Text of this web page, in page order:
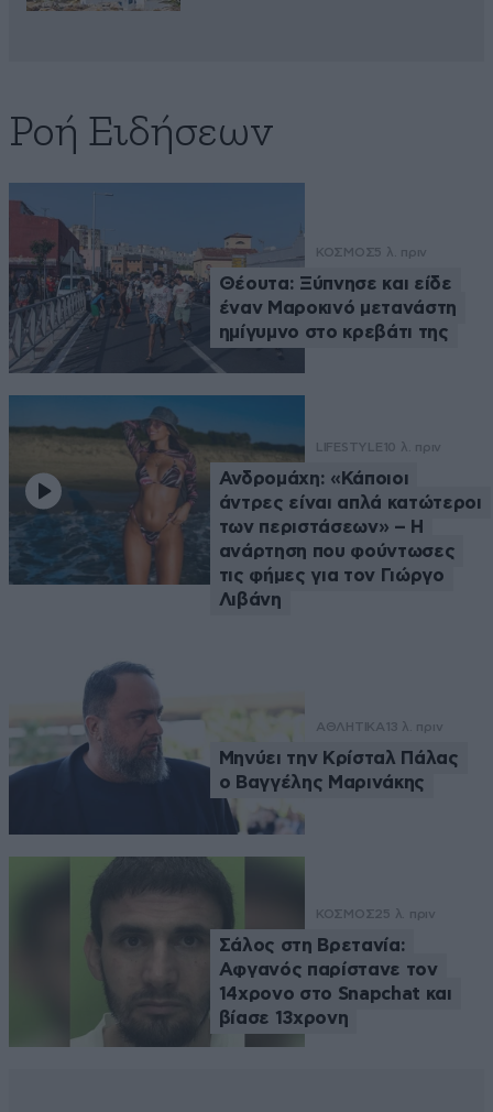
Ροή Ειδήσεων
ΚΟΣΜΟΣ5 λ. πριν
Θέουτα: Ξύπνησε και είδε
έναν Μαροκινό μετανάστη
ημίγυμνο στο κρεβάτι της
LIFESTYLE 10 λ. πριν
Ανδρομάχη: «Κάποιοι
άντρες είναι απλά κατώτεροι
των περιστάσεων» – Η
ανάρτηση που φούντωσες
τις φήμες για τον Γιώργο
Λιβάνη
ΑΘΛΗΤΙΚΑ 13 λ. πριν
Μηνύει την Κρίσταλ Πάλας
ο Βαγγέλης Μαρινάκης
ΚΟΣΜΟΣ25 λ. πριν
Σάλος στη Βρετανία:
Αφγανός παρίστανε τον
14χρονο στο Snapchat και
βίασε 13χρονη